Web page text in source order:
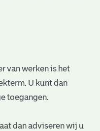
van werken is het
U kunt dan
toegangen.
dan adviseren wij u